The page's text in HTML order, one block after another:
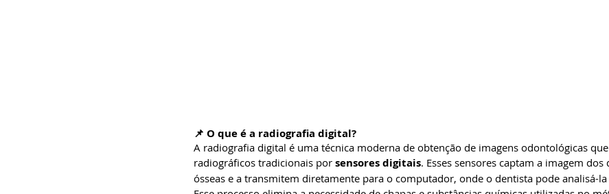
📌 O que é a radiografia digital?
A radiografia digital é uma técnica moderna de obtenção de imagens odontológicas
radiográficos tradicionais por sensores digitais. Esses sensores captam a imagem
ósseas e a transmitem diretamente para o computador, onde o dentista pode analisá-